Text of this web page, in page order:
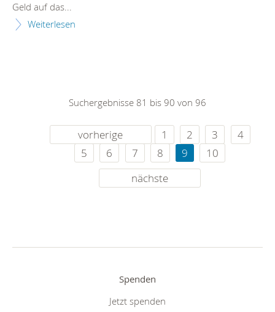
Geld auf das...
Weiterlesen
Suchergebnisse 81 bis 90 von 96
vorherige 1 2 3
4
5
6 7 8 9
10
nächste
Spenden
Jetzt spenden